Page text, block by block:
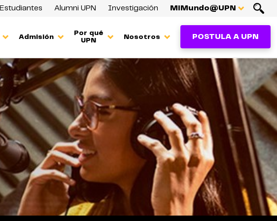
Estudiantes Alumni UPN Investigación MiMundo@UPN
Admisión
Por qué
UPN
Nosotros POSTULA A UPN